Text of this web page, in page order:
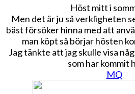
Höst mitt i
Men det är ju så verkligheten
bäst försöker hinna med att
man köpt så börjar hösten
Jag tänkte att jag skulle visa
som har kommit
MQ